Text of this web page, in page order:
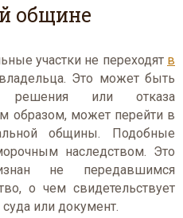
общине
участки не переходят в
Это может быть
решения или отказа
образом, может перейти в
общины. Подобные
наследством. Это
не передавшимся
о чем свидетельствует
или документ.